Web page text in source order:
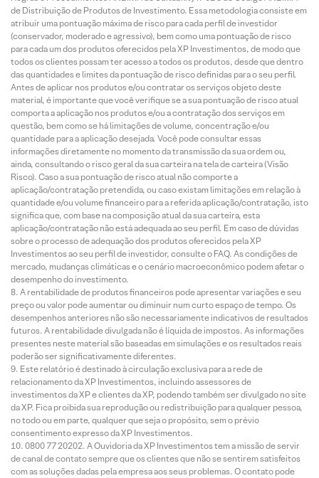
de Distribuição de Produtos de Investimento. Essa metodologia consiste em
atribuir uma pontuação máxima de risco para cada perfil de investidor
(conservador, moderado e agressivo), bem como uma pontuação de risco
para cada um dos produtos oferecidos pela XP Investimentos, de modo que
todos os clientes possam ter acesso a todos os produtos, desde que dentro
das quantidades e limites da pontuação de risco definidas para o seu perfil.
Antes de aplicar nos produtos e/ou contratar os serviços objeto deste
material, é importante que você verifique se a sua pontuação de risco atual
comporta a aplicação nos produtos e/ou a contratação dos serviços em
questão, bem como se há limitações de volume, concentração e/ou
quantidade para a aplicação desejada. Você pode consultar essas
informações diretamente no momento da transmissão da sua ordem ou,
ainda, consultando o risco geral da sua carteira na tela de carteira (Visão
Risco). Caso a sua pontuação de risco atual não comporte a
aplicação/contratação pretendida, ou caso existam limitações em relação à
quantidade e/ou volume financeiro para a referida aplicação/contratação, isto
significa que, com base na composição atual da sua carteira, esta
aplicação/contratação não está adequada ao seu perfil. Em caso de dúvidas
sobre o processo de adequação dos produtos oferecidos pela XP
Investimentos ao seu perfil de investidor, consulte o FAQ. As condições de
mercado, mudanças climáticas e o cenário macroeconômico podem afetar o
desempenho do investimento.
A rentabilidade de produtos financeiros pode apresentar variações e seu
preço ou valor pode aumentar ou diminuir num curto espaço de tempo. Os
desempenhos anteriores não são necessariamente indicativos de resultados
futuros. A rentabilidade divulgada não é líquida de impostos. As informações
presentes neste material são baseadas em simulações e os resultados reais
poderão ser significativamente diferentes.
Este relatório é destinado à circulação exclusiva para a rede de
relacionamento da XP Investimentos, incluindo assessores de
investimentos da XP e clientes da XP, podendo também ser divulgado no site
da XP. Fica proibida sua reprodução ou redistribuição para qualquer pessoa,
no todo ou em parte, qualquer que seja o propósito, sem o prévio
consentimento expresso da XP Investimentos.
0800 77 20202. A Ouvidoria da XP Investimentos tem a missão de servir
de canal de contato sempre que os clientes que não se sentirem satisfeitos
com as soluções dadas pela empresa aos seus problemas. O contato pode